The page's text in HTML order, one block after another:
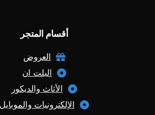
أقسام المتجر
العروض
البلت ان
الأثاث والديكور
الإلكترونيات والموبايل